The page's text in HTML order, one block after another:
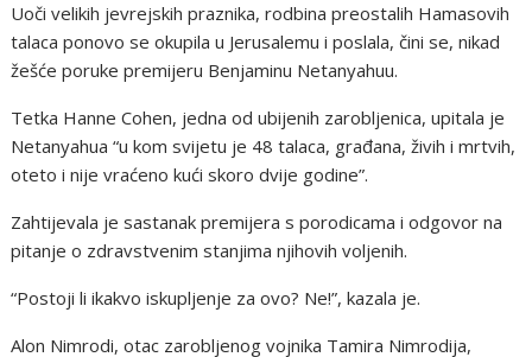
Uoči velikih jevrejskih praznika, rodbina preostalih Hamasovih
talaca ponovo se okupila u Jerusalemu i poslala, čini se, nikad
žešće poruke premijeru Benjaminu Netanyahuu.
Tetka Hanne Cohen, jedna od ubijenih zarobljenica, upitala je
Netanyahua “u kom svijetu je 48 talaca, građana, živih i mrtvih,
oteto i nije vraćeno kući skoro dvije godine”.
Zahtijevala je sastanak premijera s porodicama i odgovor na
pitanje o zdravstvenim stanjima njihovih voljenih.
“Postoji li ikakvo iskupljenje za ovo? Ne!”, kazala je.
Alon Nimrodi, otac zarobljenog vojnika Tamira Nimrodija,